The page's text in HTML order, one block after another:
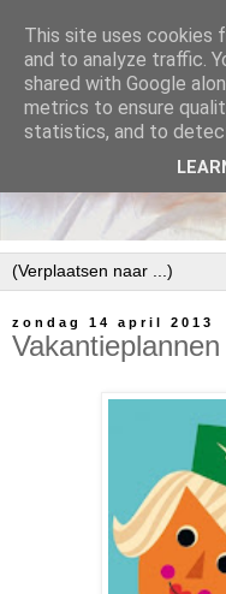
zondag 14 april 2013
Vakantieplannen
This site uses cookies
and to analyze traffic.
shared with Google
metrics to ensure
statistics, and to